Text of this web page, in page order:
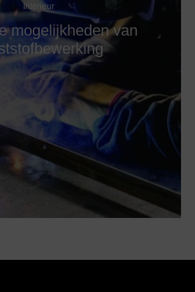
Interieur
mogelijkheden van